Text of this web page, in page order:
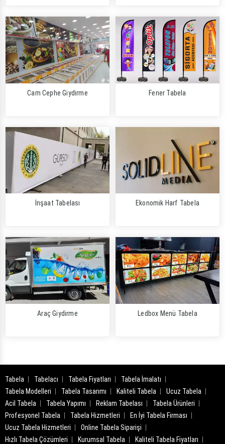
Cam Cephe Giydirme Fener Tabela
İnşaat Tabelası Ekonomik Harf Tabela
Araç Giydirme Ledbox Menü Tabela
Tabela Tabelacı Tabela Fiyatları
Tabela İmalatı
Tabela Modelleri
Tabela Tasarımı Kaliteli Tabela
Ucuz Tabela
Acil Tabela
Tabela Yapımı Reklam Tabelası
Tabela Ürünleri
Profesyonel Tabela
Tabela Hizmetleri
En İyi Tabela Firması
Ucuz Tabela Hizmetleri
Online Tabela Siparişi
Hızlı Tabela Çözümleri
Kurumsal Tabela
Kaliteli Tabela Fiyatları